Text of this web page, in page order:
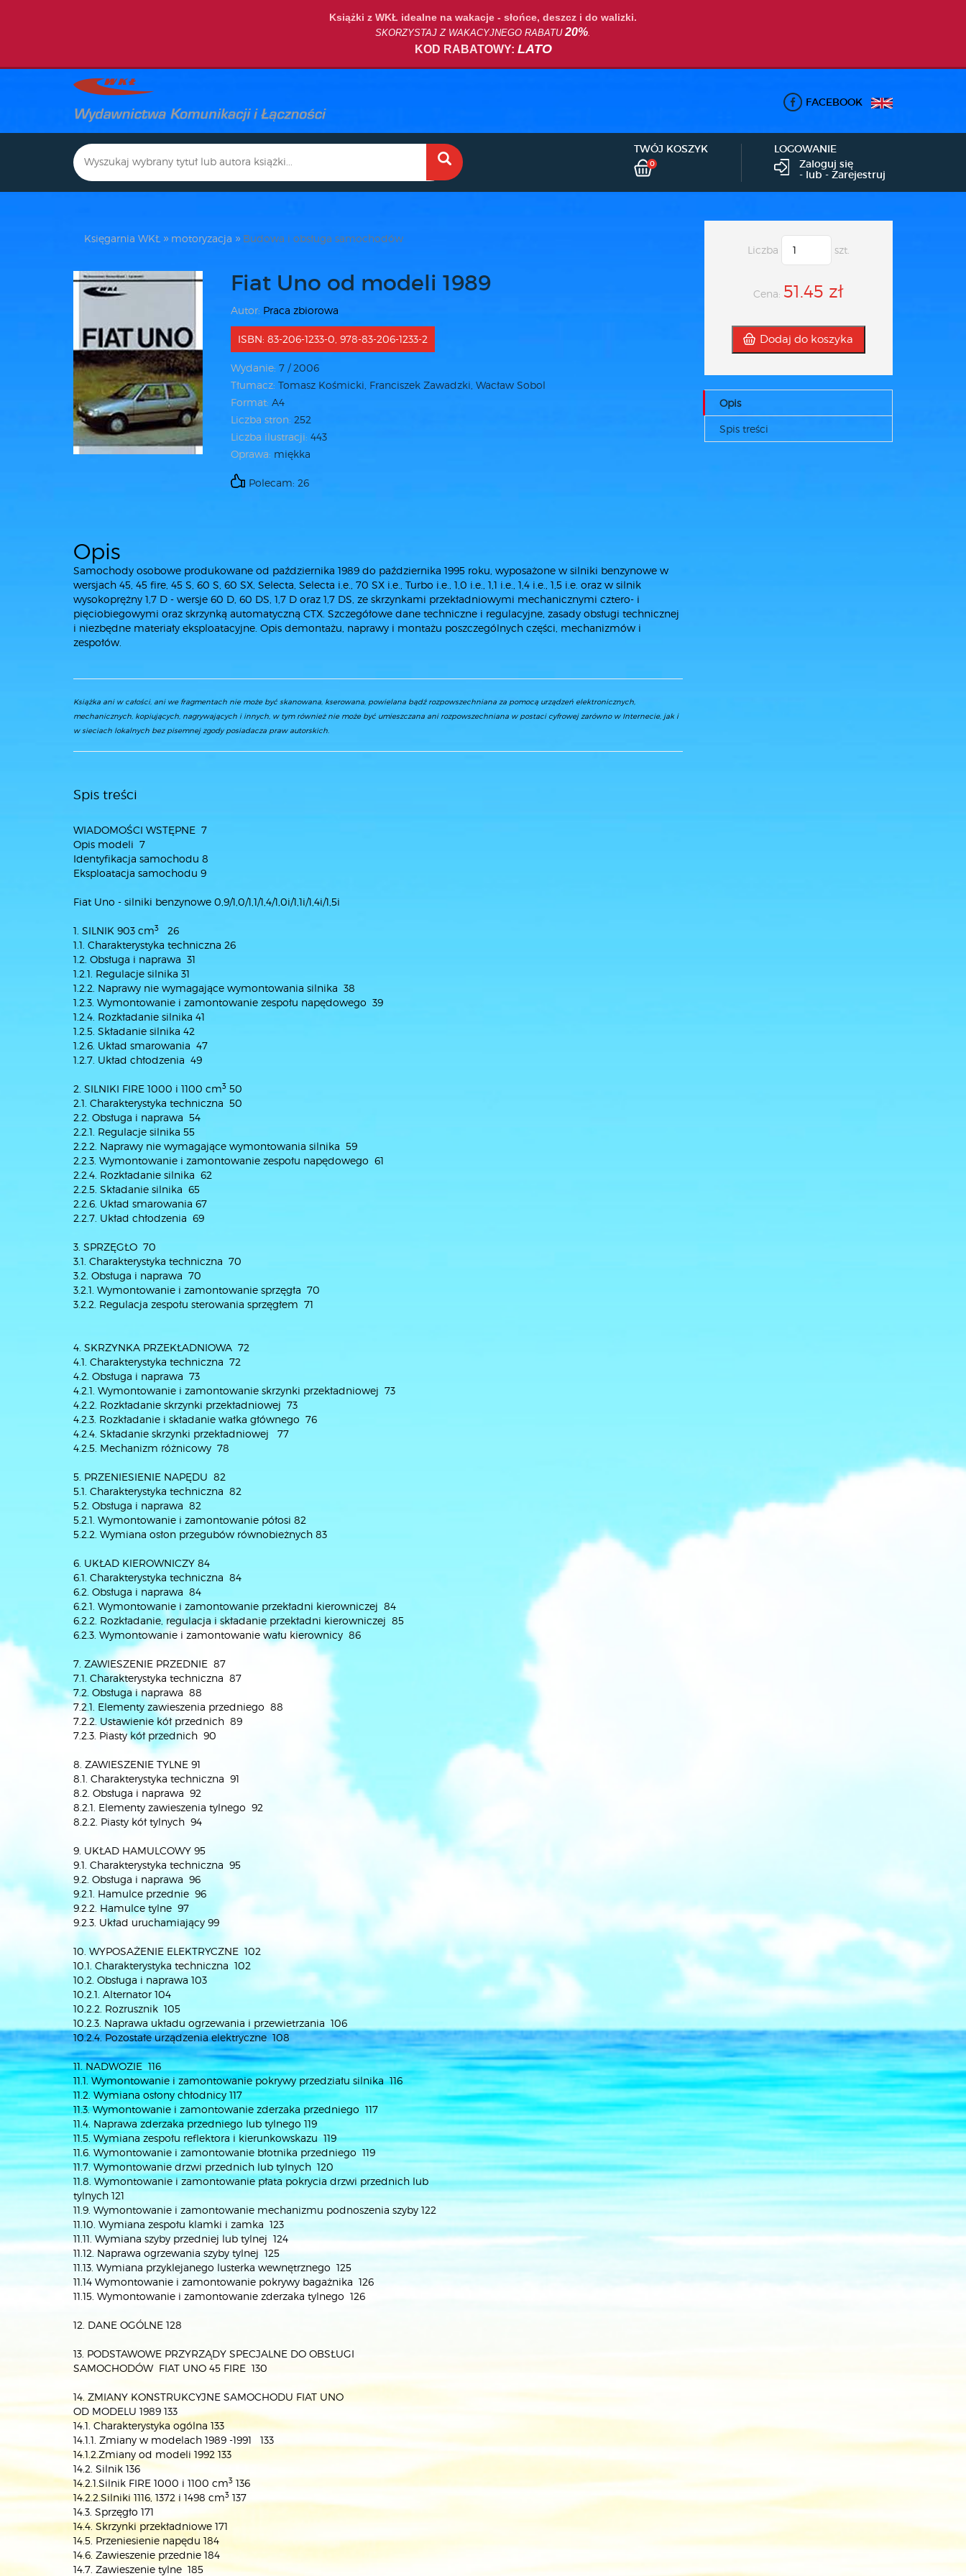
Książki z WKŁ idealne na wakacje - słońce, deszcz i do walizki.
SKORZYSTAJ Z WAKACYJNEGO RABATU20%.
KOD RABATOWY: LATO
FACEBOOK
TWÓJ KOSZYK
0
LOGOWANIE
Zaloguj się
- lub - Zarejestruj
Księgarnia WKŁ motoryzacja Budowa i obsługa samochodów
Fiat Uno od modeli 1989
Autor: Praca zbiorowa
ISBN: 83-206-1233-0, 978-83-206-1233-2
Wydanie: 7 / 2006
Tłumacz: Tomasz Kośmicki, Franciszek Zawadzki, Wacław Sobol
Format: A4
Liczba stron: 252
Liczba ilustracji: 443
Oprawa: miękka
Polecam: 26
Opis
Samochody osobowe produkowane od października 1989 do października 1995 roku, wyposażone w silniki benzynowe w
wersjach 45, 45 fire, 45 S, 60 S, 60 SX, Selecta, Selecta i.e., 70 SX i.e., Turbo i.e., 1,0 i.e., 1,1 i.e., 1,4 i.e., 1,5 i.e. oraz w silnik
wysokoprężny 1,7 D - wersje 60 D, 60 DS, 1,7 D oraz 1,7 DS, ze skrzynkami przekładniowymi mechanicznymi cztero- i
pięciobiegowymi oraz skrzynką automatyczną CTX. Szczegółowe dane techniczne i regulacyjne, zasady obsługi technicznej
i niezbędne materiały eksploatacyjne. Opis demontażu, naprawy i montażu poszczególnych części, mechanizmów i
zespołów.
Książka ani w całości, ani we fragmentach nie może być skanowana, kserowana, powielana bądź rozpowszechniana za pomocą urządzeń elektronicznych,
mechanicznych, kopiujących, nagrywających i innych, w tym również nie może być umieszczana ani rozpowszechniana w postaci cyfrowej zarówno w Internecie, jak i
w sieciach lokalnych bez pisemnej zgody posiadacza praw autorskich.
Spis treści
WIADOMOŚCI WSTĘPNE 7
Opis modeli 7
Identyfikacja samochodu 8
Eksploatacja samochodu 9
Fiat Uno - silniki benzynowe 0,9/1,0/1,1/1,4/1,0i/1,1i/1,4i/1,5i
1. SILNIK 903 cm3
26
1.1. Charakterystyka techniczna 26
1.2. Obsługa i naprawa 31
1.2.1. Regulacje silnika 31
1.2.2. Naprawy nie wymagające wymontowania silnika 38
1.2.3. Wymontowanie i zamontowanie zespołu napędowego 39
1.2.4. Rozkładanie silnika 41
1.2.5. Składanie silnika 42
1.2.6. Układ smarowania 47
1.2.7. Układ chłodzenia 49
2. SILNIKI FIRE 1000 i 1100 cm3 50
2.1. Charakterystyka techniczna 50
2.2. Obsługa i naprawa 54
2.2.1. Regulacje silnika 55
2.2.2. Naprawy nie wymagające wymontowania silnika 59
2.2.3. Wymontowanie i zamontowanie zespołu napędowego 61
2.2.4. Rozkładanie silnika 62
2.2.5. Składanie silnika 65
2.2.6. Układ smarowania 67
2.2.7. Układ chłodzenia 69
3. SPRZĘGŁO 70
3.1. Charakterystyka techniczna 70
3.2. Obsługa i naprawa 70
3.2.1. Wymontowanie i zamontowanie sprzęgła 70
3.2.2. Regulacja zespołu sterowania sprzęgłem 71
4. SKRZYNKA PRZEKŁADNIOWA 72
4.1. Charakterystyka techniczna 72
4.2. Obsługa i naprawa 73
4.2.1. Wymontowanie i zamontowanie skrzynki przekładniowej 73
4.2.2. Rozkładanie skrzynki przekładniowej 73
4.2.3. Rozkładanie i składanie wałka głównego 76
4.2.4. Składanie skrzynki przekładniowej 77
4.2.5. Mechanizm różnicowy 78
5. PRZENIESIENIE NAPĘDU 82
5.1. Charakterystyka techniczna 82
5.2. Obsługa i naprawa 82
5.2.1. Wymontowanie i zamontowanie półosi 82
5.2.2. Wymiana osłon przegubów równobieżnych 83
6. UKŁAD KIEROWNICZY 84
6.1. Charakterystyka techniczna 84
6.2. Obsługa i naprawa 84
6.2.1. Wymontowanie i zamontowanie przekładni kierowniczej 84
6.2.2. Rozkładanie, regulacja i składanie przekładni kierowniczej 85
6.2.3. Wymontowanie i zamontowanie wału kierownicy 86
7. ZAWIESZENIE PRZEDNIE 87
7.1. Charakterystyka techniczna 87
7.2. Obsługa i naprawa 88
7.2.1. Elementy zawieszenia przedniego 88
7.2.2. Ustawienie kół przednich 89
7.2.3. Piasty kół przednich 90
8. ZAWIESZENIE TYLNE 91
8.1. Charakterystyka techniczna 91
8.2. Obsługa i naprawa 92
8.2.1. Elementy zawieszenia tylnego 92
8.2.2. Piasty kół tylnych 94
9. UKŁAD HAMULCOWY 95
9.1. Charakterystyka techniczna 95
9.2. Obsługa i naprawa 96
9.2.1. Hamulce przednie 96
9.2.2. Hamulce tylne 97
9.2.3. Układ uruchamiający 99
10. WYPOSAŻENIE ELEKTRYCZNE 102
10.1. Charakterystyka techniczna 102
10.2. Obsługa i naprawa 103
10.2.1. Alternator 104
10.2.2. Rozrusznik 105
10.2.3. Naprawa układu ogrzewania i przewietrzania 106
10.2.4. Pozostałe urządzenia elektryczne 108
11. NADWOZIE 116
11.1. Wymontowanie i zamontowanie pokrywy przedziału silnika 116
11.2. Wymiana osłony chłodnicy 117
11.3. Wymontowanie i zamontowanie zderzaka przedniego 117
11.4. Naprawa zderzaka przedniego lub tylnego 119
11.5. Wymiana zespołu reflektora i kierunkowskazu 119
11.6. Wymontowanie i zamontowanie błotnika przedniego 119
11.7. Wymontowanie drzwi przednich lub tylnych 120
11.8. Wymontowanie i zamontowanie płata pokrycia drzwi przednich lub
tylnych 121
11.9. Wymontowanie i zamontowanie mechanizmu podnoszenia szyby 122
11.10. Wymiana zespołu klamki i zamka 123
11.11. Wymiana szyby przedniej lub tylnej 124
11.12. Naprawa ogrzewania szyby tylnej 125
11.13. Wymiana przyklejanego lusterka wewnętrznego 125
11.14 Wymontowanie i zamontowanie pokrywy bagażnika 126
11.15. Wymontowanie i zamontowanie zderzaka tylnego 126
12. DANE OGÓLNE 128
13. PODSTAWOWE PRZYRZĄDY SPECJALNE DO OBSŁUGI
SAMOCHODÓW FIAT UNO 45 FIRE 130
14. ZMIANY KONSTRUKCYJNE SAMOCHODU FIAT UNO
OD MODELU 1989 133
14.1. Charakterystyka ogólna 133
14.1.1. Zmiany w modelach 1989 -1991 133
14.1.2.Zmiany od modeli 1992 133
14.2. Silnik 136
14.2.1.Silnik FIRE 1000 i 1100 cm3 136
14.2.2.Silniki 1116, 1372 i 1498 cm3 137
14.3. Sprzęgło 171
14.4. Skrzynki przekładniowe 171
14.5. Przeniesienie napędu 184
14.6. Zawieszenie przednie 184
14.7. Zawieszenie tylne 185
Liczba szt.
Cena: 51.45 zł
Dodaj do koszyka
Opis
Spis treści